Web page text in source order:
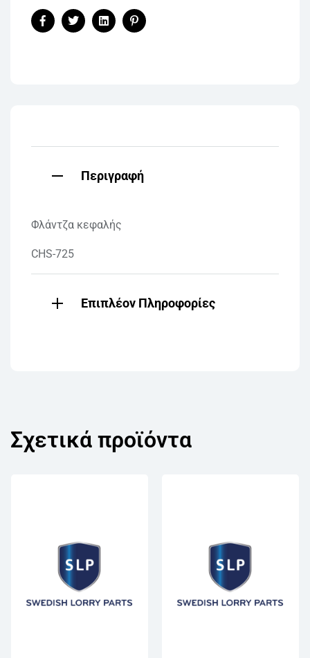
FacebookTwitterLinkedinPinterest
Περιγραφή
Φλάντζα κεφαλής
CHS-725
Επιπλέον Πληροφορίες
Σχετικά προϊόντα